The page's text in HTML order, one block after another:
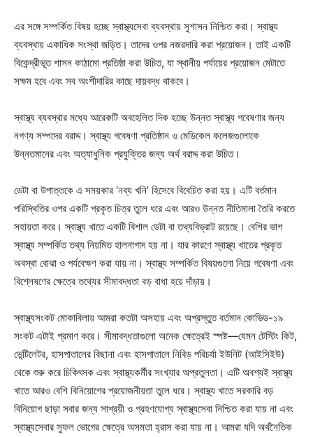
এর সঙ্গে সম্পর্কিত বিষয় হচ্ছে স্বাস্থ্যসেবা ব্যবস্থায় সুশাসন নিশ্চিত করা। স্বাস্থ্য
ব্যবস্থায় একাধিক সংস্থা জড়িত। তাদের ওপর নজরদারি করা প্রয়োজন। তাই একটি
বিকেন্দ্রীভূত শাসন কাঠামো প্রতিষ্ঠা করা উচিত, যা স্থানীয় পর্যায়ের প্রয়োজন মেটাতে
সক্ষম হবে এবং সব অংশীদারির কাছে দায়বদ্ধ থাকবে।
স্বাস্থ্য ব্যবস্থার মধ্যে আরেকটি অবহেলিত দিক হচ্ছে উন্নত স্বাস্থ্য গবেষণার জন্য
নগণ্য সম্পদের বরাদ্দ। স্বাস্থ্য গবেষণা প্রতিষ্ঠান ও মেডিকেল কলেজগুলোকে
উন্নতমানের এবং অত্যাধুনিক প্রযুক্তির জন্য অর্থ বরাদ্দ করা উচিত।
ডেটা বা উপাত্তকে এ সময়কার ‘নব্য খনি’ হিসেবে বিবেচিত করা হয়। এটি বর্তমান
পরিস্থিতির ওপর একটি প্রকৃত চিত্র তুলে ধরে এবং আরও উন্নত নীতিমালা তৈরি করতে
সহায়তা করে। স্বাস্থ্য খাতে একটি বিশাল ডেটা বা তথ্যবিভ্রাট রয়েছে। বেশির ভাগ
স্বাস্থ্য সম্পর্কিত তথ্য নিয়মিত হালনাগাদ হয় না। যার কারণে স্বাস্থ্য খাতের প্রকৃত
অবস্থা বোঝা ও পর্যবেক্ষণ করা যায় না। স্বাস্থ্য সম্পর্কিত বিষয়গুলো নিয়ে গবেষণা এবং
বিশ্লেষণের ক্ষেত্রে তথ্যের সীমাবদ্ধতা বড় বাধা হয়ে দাঁড়ায়।
স্বাস্থ্যসংকট মোকাবিলায় আমরা কতটা অসহায় এবং অপ্রস্তুত বর্তমান কোভিড-১৯
সংকট এটাই প্রমাণ করে। সীমাবদ্ধতাগুলো অনেক ক্ষেত্রেই স্পষ্ট—যেমন টেস্টিং কিট,
ভেন্টিলেটর, হাসপাতালের বিছানা এবং হাসপাতালে নিবিড় পরিচর্যা ইউনিট (আইসিইউ)
থেকে শুরু করে চিকিৎসক এবং স্বাস্থ্যকর্মীর সংখ্যার অপ্রতুলতা। এটি অবশ্যই স্বাস্থ্য
খাতে আরও বেশি বিনিয়োগের প্রয়োজনীয়তা তুলে ধরে। স্বাস্থ্য খাতে সরকারি বড়
বিনিয়োগ ছাড়া সবার জন্য সাশ্রয়ী ও গ্রহণযোগ্য স্বাস্থ্যসেবা নিশ্চিত করা যায় না এবং
স্বাস্থ্যসেবার সুফল ভোগের ক্ষেত্রে অসমতা হ্রাস করা যায় না। আমরা যদি অর্থনৈতিক